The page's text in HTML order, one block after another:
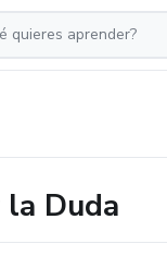
la Duda